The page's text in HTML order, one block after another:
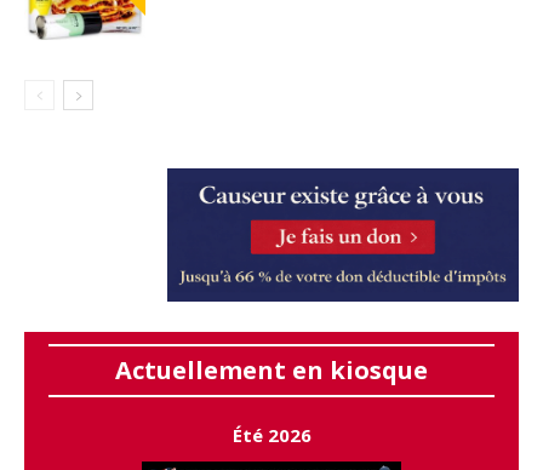
Actuellement en kiosque
Été 2026